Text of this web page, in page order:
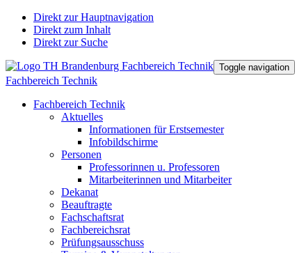
Direkt zur Hauptnavigation
Direkt zum Inhalt
Direkt zur Suche
Toggle navigation
Fachbereich Technik
Fachbereich Technik
Aktuelles
Informationen für Erstsemester
Infobildschirme
Personen
Professorinnen u. Professoren
Mitarbeiterinnen und Mitarbeiter
Dekanat
Beauftragte
Fachschaftsrat
Fachbereichsrat
Prüfungsausschuss